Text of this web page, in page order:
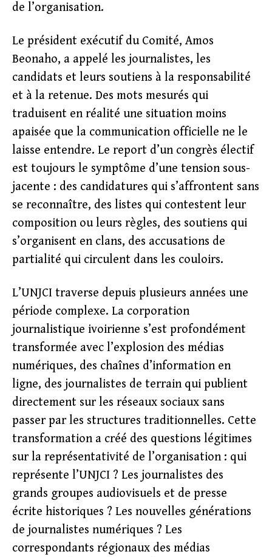
de l’organisation.
Le président exécutif du Comité, Amos
Beonaho, a appelé les journalistes, les
candidats et leurs soutiens à la responsabilité
et à la retenue. Des mots mesurés qui
traduisent en réalité une situation moins
apaisée que la communication officielle ne le
laisse entendre. Le report d’un congrès électif
est toujours le symptôme d’une tension sous-
jacente : des candidatures qui s’affrontent sans
se reconnaître, des listes qui contestent leur
composition ou leurs règles, des soutiens qui
s’organisent en clans, des accusations de
partialité qui circulent dans les couloirs.
L’UNJCI traverse depuis plusieurs années une
période complexe. La corporation
journalistique ivoirienne s’est profondément
transformée avec l’explosion des médias
numériques, des chaînes d’information en
ligne, des journalistes de terrain qui publient
directement sur les réseaux sociaux sans
passer par les structures traditionnelles. Cette
transformation a créé des questions légitimes
sur la représentativité de l’organisation : qui
représente l’UNJCI ? Les journalistes des
grands groupes audiovisuels et de presse
écrite historiques ? Les nouvelles générations
de journalistes numériques ? Les
correspondants régionaux des médias